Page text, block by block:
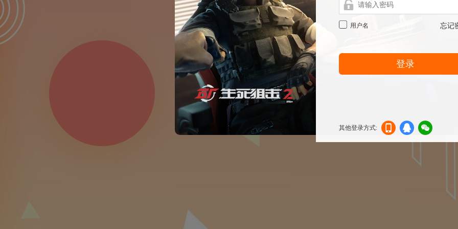
用户名 忘记
登录
其他登录方式:
机登
登录
信登